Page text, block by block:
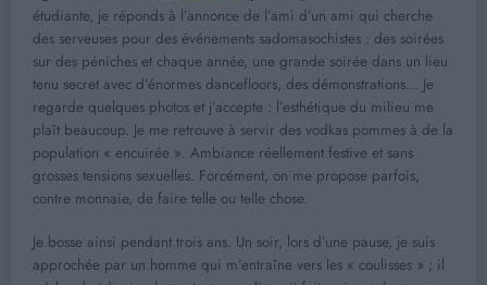
étudiante, je réponds à l’annonce de l’ami d’un ami qui cherche
des serveuses pour des événements sadomasochistes : des soirées
sur des péniches et chaque année, une grande soirée dans un lieu
tenu secret avec d’énormes dancefloors, des démonstrations… Je
regarde quelques photos et j’accepte : l’esthétique du milieu me
plaît beaucoup. Je me retrouve à servir des vodkas pommes à de la
population « encuirée ». Ambiance réellement festive et sans
grosses tensions sexuelles. Forcément, on me propose parfois,
contre monnaie, de faire telle ou telle chose.
Je bosse ainsi pendant trois ans. Un soir, lors d’une pause, je suis
approchée par un homme qui m’entraîne vers les « coulisses » ; il